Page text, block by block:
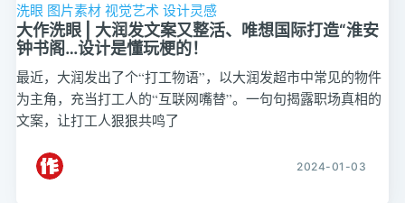
洗眼 图片素材 视觉艺术 设计灵感
大作洗眼 | 大润发文案又整活、唯想国际打造“淮安
钟书阁…设计是懂玩梗的！
最近，大润发出了个“打工物语”，以大润发超市中常见的物件
为主角，充当打工人的“互联网嘴替”。一句句揭露职场真相的
文案，让打工人狠狠共鸣了
2024-01-03